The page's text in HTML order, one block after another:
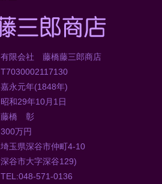
有限会社 藤橋藤三郎商店
T7030002117130
嘉永元年(1848年)
昭和29年10月1日
藤橋 彰
300万円
埼玉県深谷市仲町4-10
深谷市大字深谷129)
TEL:048-571-0136